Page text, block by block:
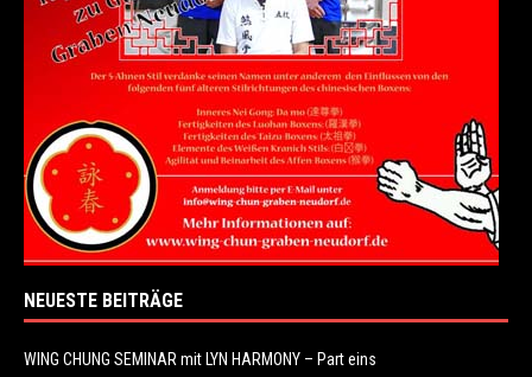
NEUESTE BEITRÄGE
WING CHUNG SEMINAR mit LYN HARMONY – Part eins